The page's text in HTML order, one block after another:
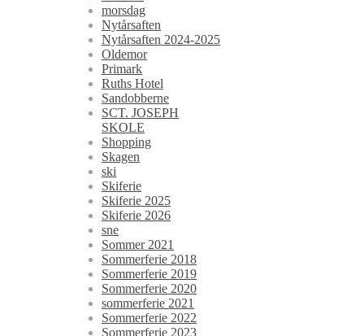
morsdag
Nytårsaften
Nytårsaften 2024-2025
Oldemor
Primark
Ruths Hotel
Sandobberne
SCT. JOSEPH
SKOLE
Shopping
Skagen
ski
Skiferie
Skiferie 2025
Skiferie 2026
sne
Sommer 2021
Sommerferie 2018
Sommerferie 2019
Sommerferie 2020
sommerferie 2021
Sommerferie 2022
Sommerferie 2023